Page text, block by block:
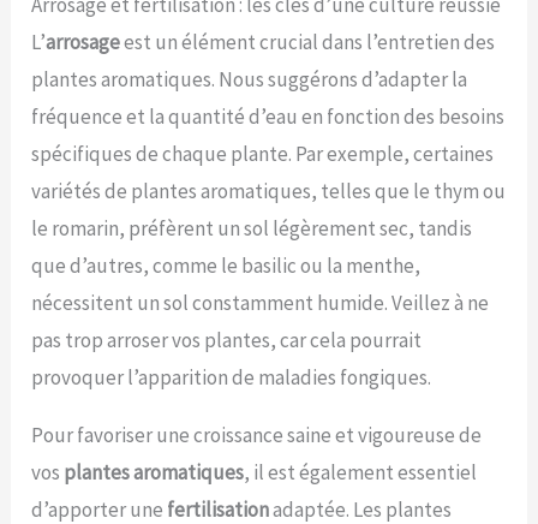
L’arrosageest un élément crucial dans l’entretien des
plantes aromatiques. Nous suggérons d’adapter la
fréquence et la quantité d’eau en fonction des besoins
spécifiques de chaque plante. Par exemple, certaines
variétés de plantes aromatiques, telles que le thym ou
le romarin, préfèrent un sol légèrement sec, tandis
que d’autres, comme le basilic ou la menthe,
nécessitent un sol constamment humide. Veillez à ne
pas trop arroser vos plantes, car cela pourrait
provoquer l’apparition de maladies fongiques.
Pour favoriser une croissance saine et vigoureuse de
vos plantes aromatiques, il est également essentiel
d’apporter une fertilisationadaptée. Les plantes